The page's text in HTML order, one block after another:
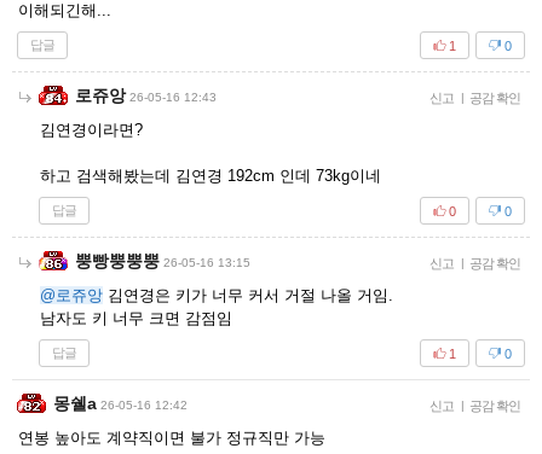
이해되긴해...
답글 0
1
로쥬앙 26-05-16 12:43 신고 | 공감 확인
김연경이라면?
하고 검색해봤는데 김연경 192cm 인데 73kg이네
답글 0
0
뿡빵뿡뿡뿡 26-05-16 13:15 신고 | 공감 확인
@로쥬앙 김연경은 키가 너무 커서 거절 나올 거임.
남자도 키 너무 크면 감점임
답글 0
1
몽쉘a 26-05-16 12:42 신고 | 공감 확인
연봉 높아도 계약직이면 불가 정규직만 가능